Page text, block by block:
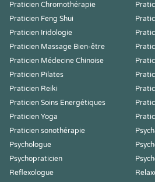
Praticien Chromothérapie
Praticien Feng Shui
Praticien Iridologie
Praticien Massage Bien-être
Praticien Médecine Chinoise
Praticien Pilates
Praticien Reiki
Praticien Soins Energétiques
Praticien Yoga
Praticien sonothérapie
Psychologue
Psychopraticien
Reflexologue